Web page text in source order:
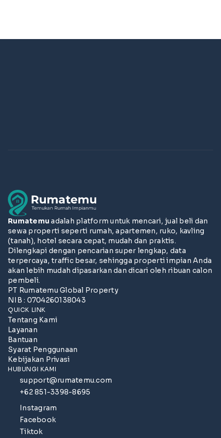
Rumatemuadalah platform untuk mencari, jual beli dan
sewa properti seperti rumah, apartemen, ruko, kavling
(tanah), hotel secara cepat, mudah dan praktis.
Dilengkapi dengan pencarian super lengkap, data
terpercaya, traffic besar, sehingga properti impian Anda
akan lebih mudah dipasarkan dan dicari oleh ribuan calon
pembeli.
PT Rumatemu Global Property
NIB : 0704260138043
QUICK LINK
Tentang Kami
Layanan
Bantuan
Syarat Penggunaan
Kebijakan Privasi
HUBUNGI KAMI
support@rumatemu.com
+62 851-3398-8695
Instagram
Facebook
Tiktok